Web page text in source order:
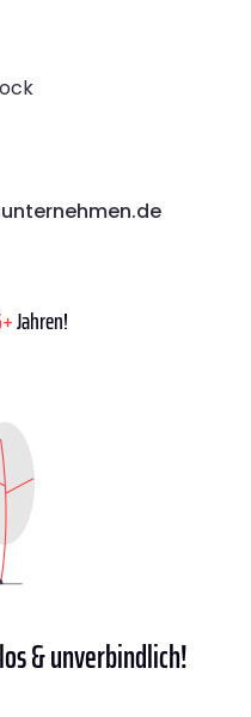
Jahren!
& unverbindlich!